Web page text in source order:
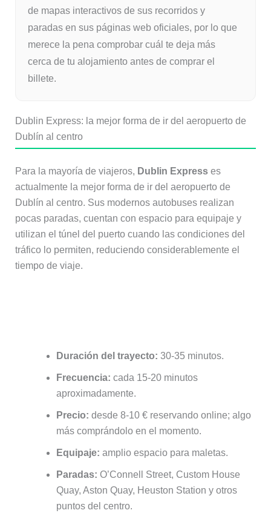
de mapas interactivos de sus recorridos y
paradas en sus páginas web oficiales, por lo que
merece la pena comprobar cuál te deja más
cerca de tu alojamiento antes de comprar el
billete.
Dublin Express: la mejor forma de ir del aeropuerto de
Dublín al centro
Para la mayoría de viajeros, Dublin Expresses
actualmente la mejor forma de ir del aeropuerto de
Dublín al centro. Sus modernos autobuses realizan
pocas paradas, cuentan con espacio para equipaje y
utilizan el túnel del puerto cuando las condiciones del
tráfico lo permiten, reduciendo considerablemente el
tiempo de viaje.
Duración del trayecto: 30-35 minutos.
Frecuencia: cada 15-20 minutos
aproximadamente.
Precio: desde 8-10 € reservando online; algo
más comprándolo en el momento.
Equipaje: amplio espacio para maletas.
Paradas: O’Connell Street, Custom House
Quay, Aston Quay, Heuston Station y otros
puntos del centro.